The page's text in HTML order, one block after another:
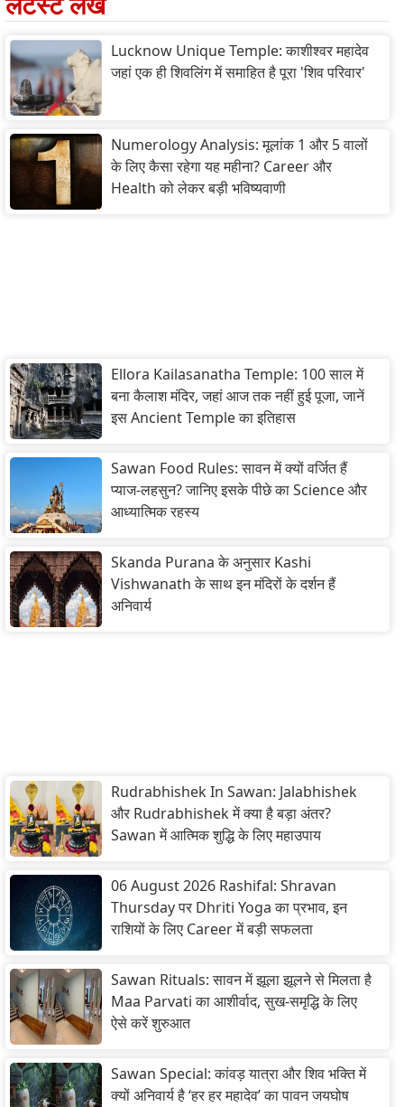
लेटेस्ट लेख
Lucknow Unique Temple: काशीश्वर महादेव
जहां एक ही शिवलिंग में समाहित है पूरा 'शिव परिवार'
Numerology Analysis: मूलांक 1 और 5 वालों
के लिए कैसा रहेगा यह महीना? Career और
Health को लेकर बड़ी भविष्यवाणी
Ellora Kailasanatha Temple: 100 साल में
बना कैलाश मंदिर, जहां आज तक नहीं हुई पूजा, जानें
इस Ancient Temple का इतिहास
Sawan Food Rules: सावन में क्यों वर्जित हैं
प्याज-लहसुन? जानिए इसके पीछे का Science और
आध्यात्मिक रहस्य
Skanda Purana के अनुसार Kashi
Vishwanath के साथ इन मंदिरों के दर्शन हैं
अनिवार्य
Rudrabhishek In Sawan: Jalabhishek
और Rudrabhishek में क्या है बड़ा अंतर?
Sawan में आत्मिक शुद्धि के लिए महाउपाय
06 August 2026 Rashifal: Shravan
Thursday पर Dhriti Yoga का प्रभाव, इन
राशियों के लिए Career में बड़ी सफलता
Sawan Rituals: सावन में झूला झूलने से मिलता है
Maa Parvati का आशीर्वाद, सुख-समृद्धि के लिए
ऐसे करें शुरुआत
Sawan Special: कांवड़ यात्रा और शिव भक्ति में
क्यों अनिवार्य है ‘हर हर महादेव’ का पावन जयघोष